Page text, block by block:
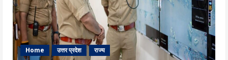
Home उत्तर प्रदेश राज्य